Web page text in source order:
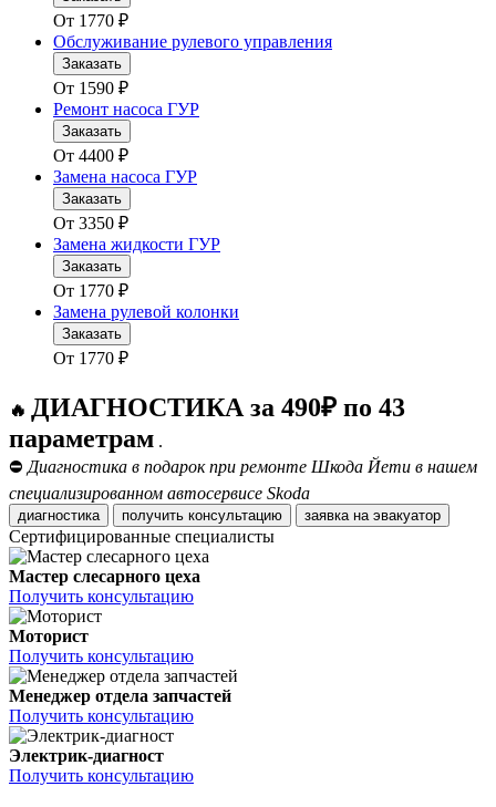
От 1770 ₽
Обслуживание рулевого управления
Заказать
От 1590 ₽
Ремонт насоса ГУР
Заказать
От 4400 ₽
Замена насоса ГУР
Заказать
От 3350 ₽
Замена жидкости ГУР
Заказать
От 1770 ₽
Замена рулевой колонки
Заказать
От 1770 ₽
🔥 ДИАГНОСТИКА за 490₽ по 43
параметрам .
⛔ Диагностика в подарок при ремонте Шкода Йети в нашем
специализированном автосервисе Skoda
диагностика получить консультацию заявка на эвакуатор
Сертифицированные специалисты
Мастер слесарного цеха
Получить консультацию
Моторист
Получить консультацию
Менеджер отдела запчастей
Получить консультацию
Электрик-диагност
Получить консультацию